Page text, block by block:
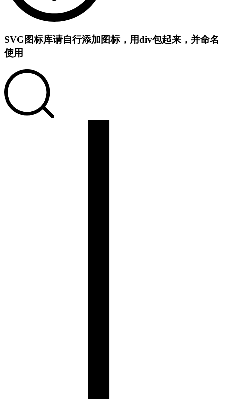
SVG图标库请自行添加图标，用div包起来，并命名
使用